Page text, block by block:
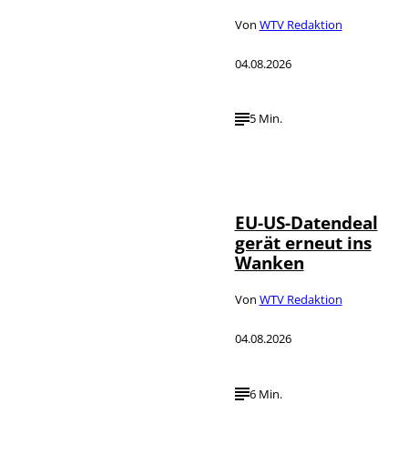
Von WTV Redaktion
04.08.2026
5 Min.
EU-US-Datendeal
gerät erneut ins
Wanken
Von WTV Redaktion
04.08.2026
6 Min.